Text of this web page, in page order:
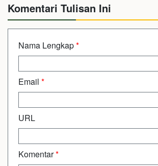
Komentari Tulisan Ini
Nama Lengkap*
Email *
URL
Komentar*